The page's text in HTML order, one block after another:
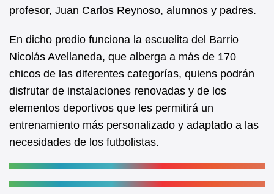
profesor, Juan Carlos Reynoso, alumnos y padres.
En dicho predio funciona la escuelita del Barrio
Nicolás Avellaneda, que alberga a más de 170
chicos de las diferentes categorías, quiens podrán
disfrutar de instalaciones renovadas y de los
elementos deportivos que les permitirá un
entrenamiento más personalizado y adaptado a las
necesidades de los futbolistas.